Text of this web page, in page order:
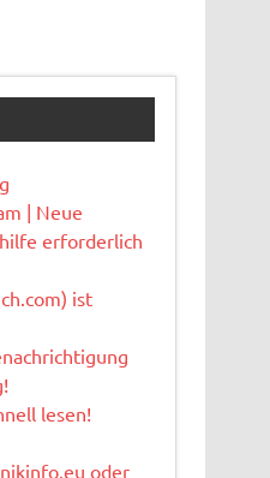
| Neue
erforderlich
) ist
lesen!
oder